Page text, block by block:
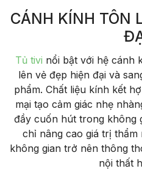
CÁNH KÍNH TÔN
Tủ tivi nổi bật với hệ cánh
lên vẻ đẹp hiện đại và
phẩm. Chất liệu kính kết
mại tạo cảm giác nhẹ
đầy cuốn hút trong không
chỉ nâng cao giá trị
không gian trở nên thông
nội thất